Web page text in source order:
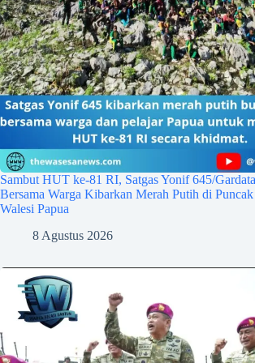
Sambut HUT ke-81 RI, Satgas Yonif 645/
Bersama Warga Kibarkan Merah Putih di
Walesi Papua
8 Agustus 2026